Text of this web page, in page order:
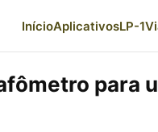
InícioAplicativosLP-1
para